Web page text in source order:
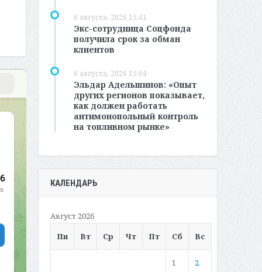
6 августа, 2026 15:41
Экс-сотрудница Соцфонда
получила срок за обман
клиентов
6 августа, 2026 15:04
Эльдар Адельшинов: «Опыт
других регионов показывает,
как должен работать
антимонопольный контроль
на топливном рынке»
КАЛЕНДАРЬ
Август 2026
Пн
Вт Ср Чт Пт Сб Вс
1 2